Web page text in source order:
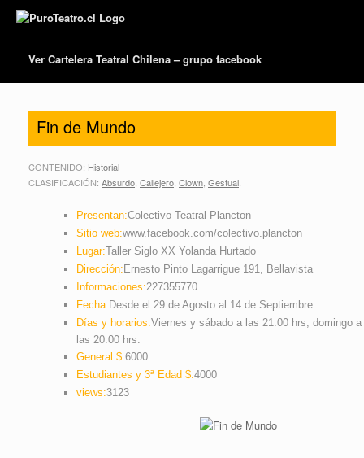
Ver Cartelera Teatral Chilena – grupo facebook
Fin de Mundo
CONTENIDO: Historial
CLASIFICACIÓN: Absurdo Callejero Clown Gestual
Presentan:Colectivo Teatral Plancton
Sitio web:www.facebook.com/colectivo.plancton
Lugar:Taller Siglo XX Yolanda Hurtado
Dirección:Ernesto Pinto Lagarrigue 191, Bellavista
Informaciones:227355770
Fecha:Desde el 29 de Agosto al 14 de Septiembre
Días y horarios:Viernes y sábado a las 21:00 hrs, domingo a
las 20:00 hrs.
General $:6000
Estudiantes y 3ª Edad $:4000
views:3123